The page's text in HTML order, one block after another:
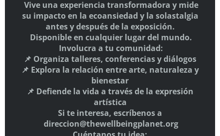
Vive una experiencia transformadora y mide
su impacto en la ecoansiedad y la solastalgia
antes y después de la exposición.
Disponible en cualquier lugar del mundo.
Involucra a tu comunidad:
📌 Organiza talleres, conferencias y diálogos
📌 Explora la relación entre arte, naturaleza y
bienestar
📌 Defiende la vida a través de la expresión
artística
Si te interesa, escríbenos a
direccion@thewellbeingplanet.org